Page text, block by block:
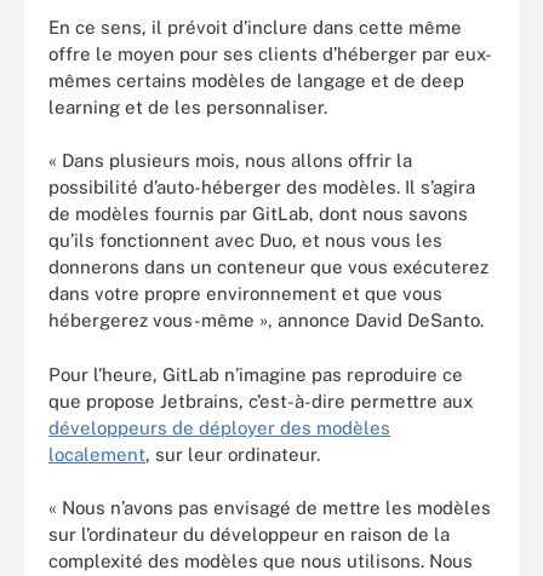
En ce sens, il prévoit d’inclure dans cette même
offre le moyen pour ses clients d’héberger par eux-
mêmes certains modèles de langage et de deep
learning et de les personnaliser.
« Dans plusieurs mois, nous allons offrir la
possibilité d’auto-héberger des modèles. Il s’agira
de modèles fournis par GitLab, dont nous savons
qu’ils fonctionnent avec Duo, et nous vous les
donnerons dans un conteneur que vous exécuterez
dans votre propre environnement et que vous
hébergerez vous-même », annonce David DeSanto.
Pour l’heure, GitLab n’imagine pas reproduire ce
que propose Jetbrains, c’est-à-dire permettre aux
développeurs de déployer des modèles
localement, sur leur ordinateur.
« Nous n’avons pas envisagé de mettre les modèles
sur l’ordinateur du développeur en raison de la
complexité des modèles que nous utilisons. Nous